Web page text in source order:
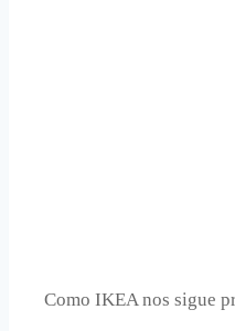
Como IKEA nos sigue